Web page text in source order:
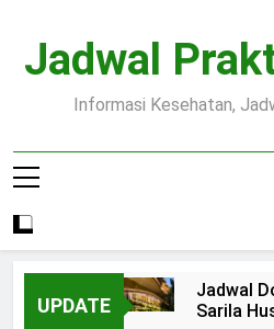
content
Jadwal
Informasi Kesehatan,
UPDATE
Jadwal
Sarila